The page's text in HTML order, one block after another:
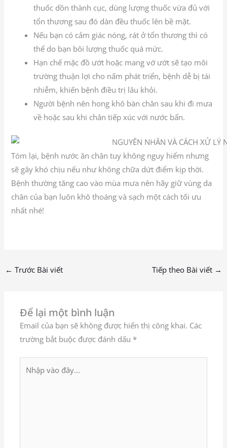
thuốc dồn thành cục, dùng lượng thuốc vừa đủ với
tổn thương sau đó dàn đều thuốc lên bề mặt.
Nếu bạn có cảm giác nóng, rát ở tổn thương thì có
thể do bạn bôi lượng thuốc quá mức.
Hạn chế mặc đồ ướt hoặc mang vớ ướt sẽ tạo môi
trường thuận lợi cho nấm phát triển, bệnh dễ bị tái
nhiễm, khiến bệnh điều trị lâu khỏi.
Người bệnh nên hong khô bàn chân sau khi đi mưa
về hoặc sau khi chân tiếp xúc với nước bẩn.
Tóm lại, bệnh nước ăn chân tuy không nguy hiểm nhưng
sẽ gây khó chịu nếu như không chữa dứt điểm kịp thời.
Bệnh thường tăng cao vào mùa mưa nên hãy giữ vùng da
chân của bạn luôn khô thoáng và sạch một cách tối ưu
nhất nhé!
← Trước Bài viết Tiếp theo Bài viết →
Để lại một bình luận
Email của bạn sẽ không được hiển thị công khai. Các
trường bắt buộc được đánh dấu *